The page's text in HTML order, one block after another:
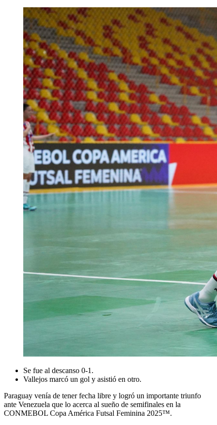
Se fue al descanso 0-1.
Vallejos marcó un gol y asistió en otro.
Paraguay venía de tener fecha libre y logró un importante triunfo
ante Venezuela que lo acerca al sueño de semifinales en la
CONMEBOL Copa América Futsal Feminina 2025™.